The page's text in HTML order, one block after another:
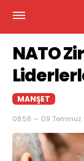
NATO
MANŞET
08:58 — 09 Temmuz